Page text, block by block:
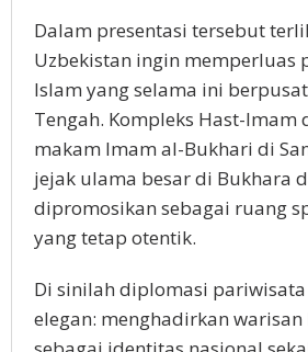
Dalam presentasi tersebut
Uzbekistan ingin memperluas
Islam yang selama ini
Tengah. Kompleks Hast-Imam
makam Imam al-Bukhari di
jejak ulama besar di Bukhara
dipromosikan sebagai ruang
yang tetap otentik.
Di sinilah diplomasi pariwisata
elegan: menghadirkan